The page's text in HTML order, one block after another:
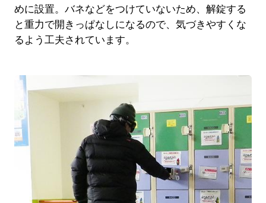
めに設置。バネなどをつけていないため、解錠する
と重力で開きっぱなしになるので、気づきやすくな
るよう工夫されています。